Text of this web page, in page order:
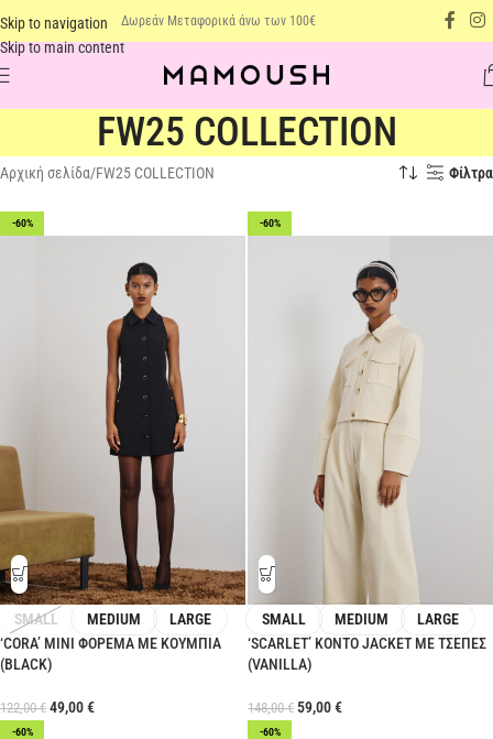
Skip to navigation
Skip to main content
Δωρεάν Μεταφορικά άνω των 100€
FW25 COLLECTION
Αρχική σελίδα FW25 COLLECTION Φίλτρα
-60%
SMALL MEDIUM
LARGE
‘CORA’ ΜΙΝΙ ΦΟΡΕΜΑ ΜΕ ΚΟΥΜΠΙΑ
(BLACK)
122,00€ 49,00€
-60%
SMALL MEDIUM
LARGE
‘SCARLET’ ΚΟΝΤΟ JACKET ΜΕ ΤΣΕΠΕΣ
(VANILLA)
148,00€ 59,00€
-60% -60%